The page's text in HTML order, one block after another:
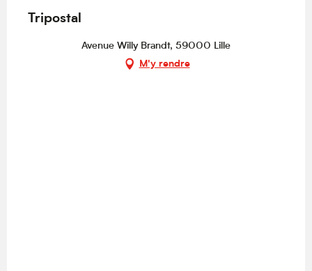
Tripostal
Avenue Willy Brandt, 59000 Lille
M'y rendre